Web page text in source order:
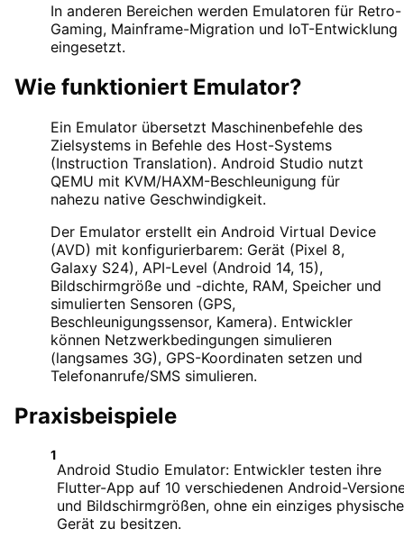
In anderen Bereichen werden Emulatoren für Retro-
Gaming, Mainframe-Migration und IoT-Entwicklung
eingesetzt.
Wie funktioniert Emulator?
Ein Emulator übersetzt Maschinenbefehle des
Zielsystems in Befehle des Host-Systems
(Instruction Translation). Android Studio nutzt
QEMU mit KVM/HAXM-Beschleunigung für
nahezu native Geschwindigkeit.
Der Emulator erstellt ein Android Virtual Device
(AVD) mit konfigurierbarem: Gerät (Pixel 8,
Galaxy S24), API-Level (Android 14, 15),
Bildschirmgröße und -dichte, RAM, Speicher und
simulierten Sensoren (GPS,
Beschleunigungssensor, Kamera). Entwickler
können Netzwerkbedingungen simulieren
(langsames 3G), GPS-Koordinaten setzen und
Telefonanrufe/SMS simulieren.
Praxisbeispiele
1
Android Studio Emulator: Entwickler testen ihre
Flutter-App auf 10 verschiedenen Android-
und Bildschirmgrößen, ohne ein einziges
Gerät zu besitzen.